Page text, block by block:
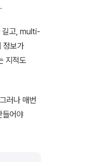
고, multi-
보가
지적도
러나 매번
들어야